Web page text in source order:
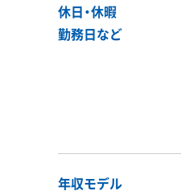
休日・休暇
勤務日など
年収モデル